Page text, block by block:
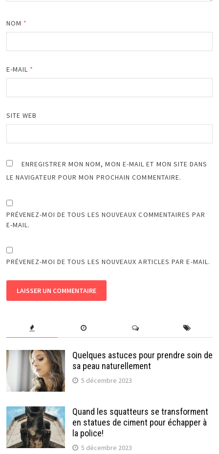
NOM *
E-MAIL *
SITE WEB
ENREGISTRER MON NOM, MON E-MAIL ET MON SITE DANS
LE NAVIGATEUR POUR MON PROCHAIN COMMENTAIRE.
PRÉVENEZ-MOI DE TOUS LES NOUVEAUX COMMENTAIRES PAR
E-MAIL.
PRÉVENEZ-MOI DE TOUS LES NOUVEAUX ARTICLES PAR E-MAIL.
Quelques astuces pour prendre soin de
sa peau naturellement
5 décembre 2023
Quand les squatteurs se transforment
en statues de ciment pour échapper à
la police!
5 décembre 2023